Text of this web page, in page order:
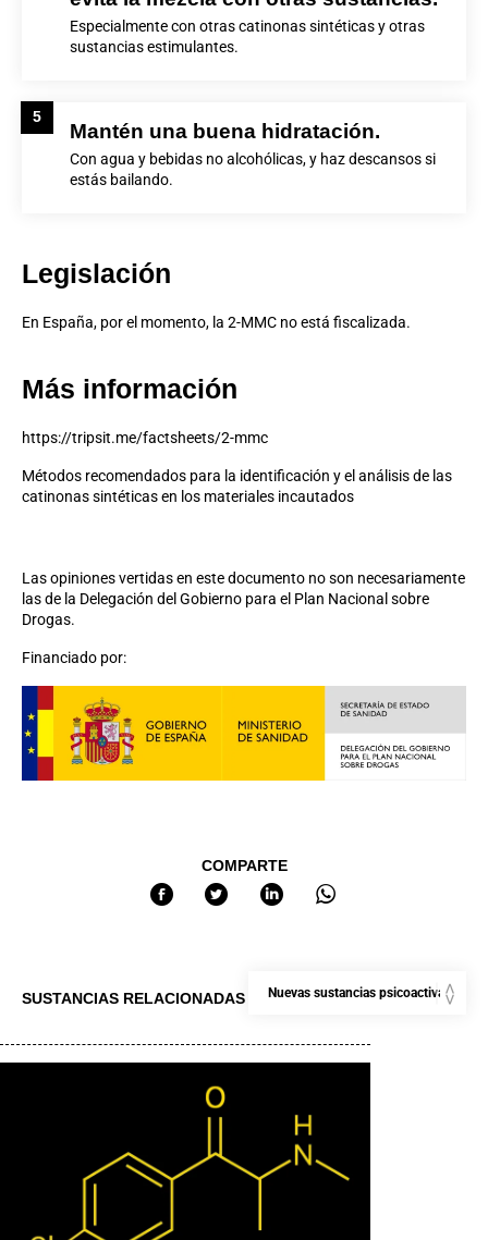
Especialmente con otras catinonas sintéticas y otras
sustancias estimulantes.
5
Mantén una buena hidratación.
Con agua y bebidas no alcohólicas, y haz descansos si
estás bailando.
Legislación
En España, por el momento, la 2-MMC no está fiscalizada.
Más información
https://tripsit.me/factsheets/2-mmc
Métodos recomendados para la identificación y el análisis de las
catinonas sintéticas en los materiales incautados
Las opiniones vertidas en este documento no son necesariamente
las de la Delegación del Gobierno para el Plan Nacional sobre
Drogas.
Financiado por:
COMPARTE
SUSTANCIAS RELACIONADAS